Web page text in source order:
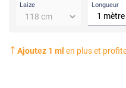
Laize Longueur
Ajoutez 1 ml en plus et